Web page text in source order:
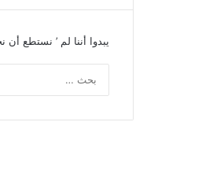
يبدوا أننا لم ’ نستطع